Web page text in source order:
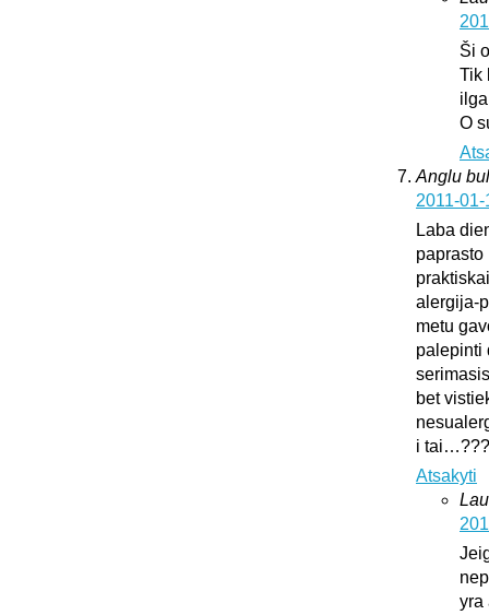
Ši
Tik
O
Anglu
2011-
Laba
paprasto
alergija-
metu
palepinti
bet
i tai…???
Atsakyti
yra